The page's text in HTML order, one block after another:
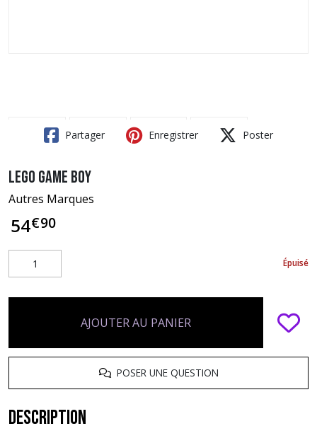
Partager Enregistrer Poster
Lego Game Boy
Autres Marques
54€90
Épuisé
AJOUTER AU PANIER
POSER UNE QUESTION
Description